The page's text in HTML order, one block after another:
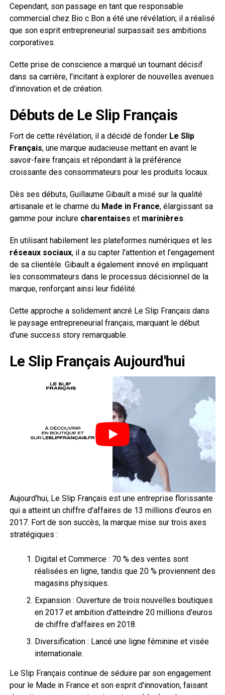
Cependant, son passage en tant que responsable
commercial chez Bio c Bon a été une révélation; il a réalisé
que son esprit entrepreneurial surpassait ses ambitions
corporatives.
Cette prise de conscience a marqué un tournant décisif
dans sa carrière, l'incitant à explorer de nouvelles avenues
d'innovation et de création.
Débuts de Le Slip Français
Fort de cette révélation, il a décidé de fonder Le Slip
Français, une marque audacieuse mettant en avant le
savoir-faire français et répondant à la préférence
croissante des consommateurs pour les produits locaux.
Dès ses débuts, Guillaume Gibault a misé sur la qualité
artisanale et le charme du Made in France, élargissant sa
gamme pour inclure charentaises et marinières.
En utilisant habilement les plateformes numériques et les
réseaux sociaux, il a su capter l'attention et l'engagement
de sa clientèle. Gibault a également innové en impliquant
les consommateurs dans le processus décisionnel de la
marque, renforçant ainsi leur fidélité.
Cette approche a solidement ancré Le Slip Français dans
le paysage entrepreneurial français, marquant le début
d'une success story remarquable.
Le Slip Français Aujourd'hui
Aujourd'hui, Le Slip Français est une entreprise florissante
qui a atteint un chiffre d'affaires de 13 millions d'euros en
2017. Fort de son succès, la marque mise sur trois axes
stratégiques :
Digital et Commerce : 70 % des ventes sont
réalisées en ligne, tandis que 20 % proviennent des
magasins physiques.
Expansion : Ouverture de trois nouvelles boutiques
en 2017 et ambition d'atteindre 20 millions d'euros
de chiffre d'affaires en 2018.
Diversification : Lancé une ligne féminine et visée
internationale.
Le Slip Français continue de séduire par son engagement
pour le Made in France et son esprit d'innovation, faisant